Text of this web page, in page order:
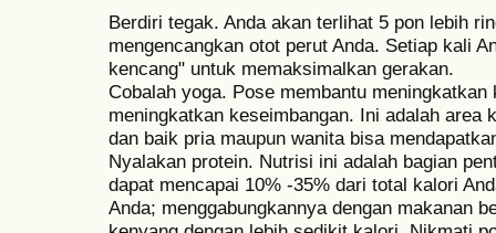
Berdiri tegak. Anda akan terlihat 5 pon lebih
mengencangkan otot perut Anda. Setiap kali
kencang" untuk memaksimalkan gerakan.
Cobalah yoga. Pose membantu
meningkatkan keseimbangan. Ini adalah area
dan baik pria maupun wanita bisa
Nyalakan protein. Nutrisi ini adalah bagian
dapat mencapai 10% -35% dari total kalori
Anda; menggabungkannya dengan makanan